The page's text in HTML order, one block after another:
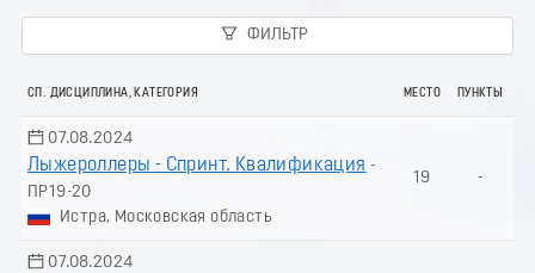
ФИЛЬТР
СП. ДИСЦИПЛИНА, КАТЕГОРИЯ МЕСТО ПУНКТЫ
07.08.2024
Лыжероллеры - Спринт. Квалификация -
ПР19-20
Истра, Московская область
19 -
07.08.2024